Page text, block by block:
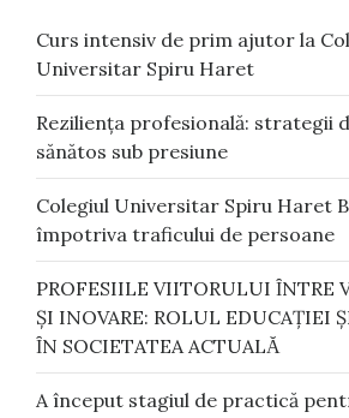
Curs intensiv de prim ajutor la
Universitar Spiru Haret
Reziliența profesională: strategii
sănătos sub presiune
Colegiul Universitar Spiru Haret
împotriva traficului de persoane
PROFESIILE VIITORULUI ȊNTRE
ŞI INOVARE: ROLUL EDUCAŢIEI
ȊN SOCIETATEA ACTUALᾸ
A început stagiul de practică